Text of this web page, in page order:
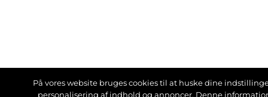
På vores website bruges cookies til at huske dine
personalisering af indhold og annoncer. Denne